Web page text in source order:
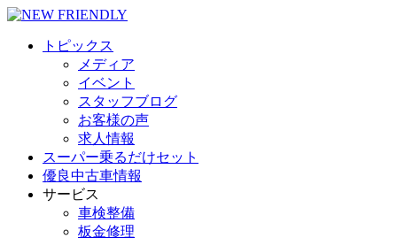
トピックス
メディア
イベント
スタッフブログ
お客様の声
求人情報
スーパー乗るだけセット
優良中古車情報
サービス
車検整備
板金修理